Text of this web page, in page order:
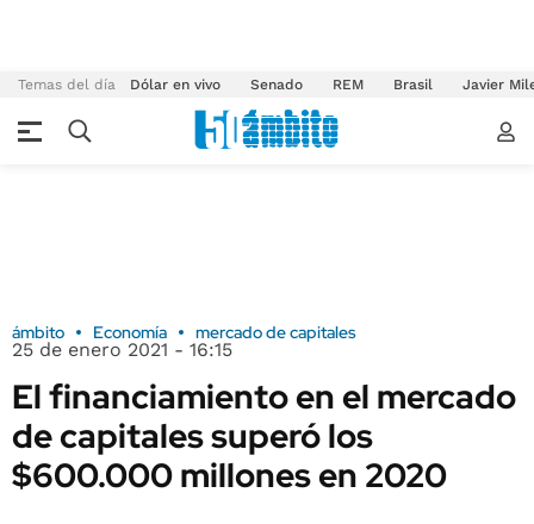
Temas del día Dólar en vivo Senado REM Brasil Javier
ámbito Economía mercado de capitales
25 de enero 2021 - 16:15
El financiamiento en el mercado
de capitales superó los
$600.000 millones en 2020